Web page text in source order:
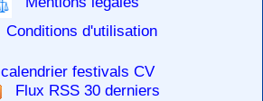
Conditions d'utilisation
calendrier festivals CV
Flux RSS 30 derniers